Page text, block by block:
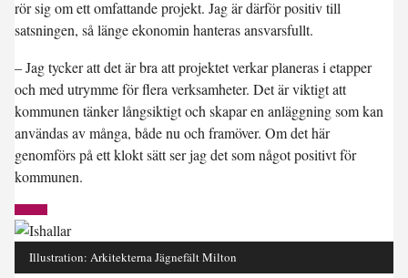
rör sig om ett omfattande projekt. Jag är därför positiv till
satsningen, så länge ekonomin hanteras ansvarsfullt.
– Jag tycker att det är bra att projektet verkar planeras i etapper
och med utrymme för flera verksamheter. Det är viktigt att
kommunen tänker långsiktigt och skapar en anläggning som kan
användas av många, både nu och framöver. Om det här
genomförs på ett klokt sätt ser jag det som något positivt för
kommunen.
Illustration: Arkitekterna Jägnefält Milton